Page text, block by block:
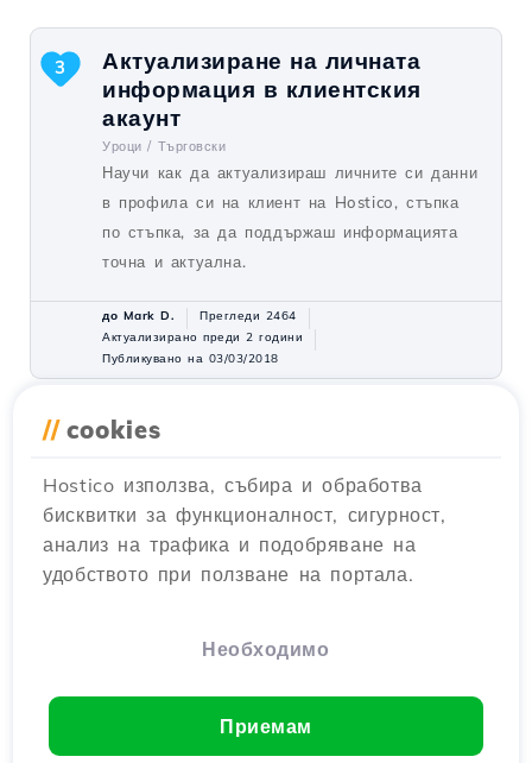
Актуализиране на личната
информация в клиентския
акаунт
Уроци / Търговски
Научи как да актуализираш личните си данни
в профила си на клиент на Hostico, стъпка
по стъпка, за да поддържаш информацията
точна и актуална.
3
до Mark D.
Прегледи 2464
Актуализирано преди 2 години
Публикувано на 03/03/2018
Активиране на фактуриране на
Търговски
Активирането на фактурирането на
подконтакти в акаунта на Hostico е просто.
Следвайте стъпките, за да създадете
конфигурирате финансовите уведомления.
до Mark D.
Прегледи 1994
Актуализирано преди 2 години
Публикувано на 08/06/2022
// cookies
Hostico използва, събира и обработва
бисквитки за функционалност, сигурност,
анализ на трафика и подобряване на
удобството при ползване на портала.
Необходимо
Приемам